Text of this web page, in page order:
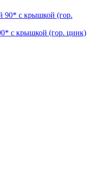
с крышкой (гор. цинк)